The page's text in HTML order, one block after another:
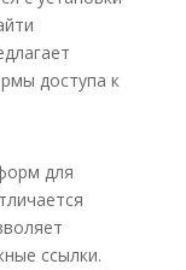
доступа к
для
ссылки.